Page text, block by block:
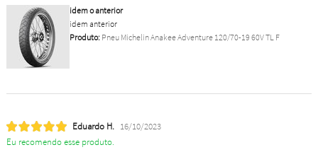
idem o anterior
idem anterior
Produto:Pneu Michelin Anakee Adventure 120/70-19 60V TL F
Eduardo H. 16/10/2023
Eu recomendo esse produto.